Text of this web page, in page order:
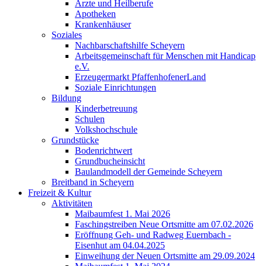
Ärzte und Heilberufe
Apotheken
Krankenhäuser
Soziales
Nachbarschaftshilfe Scheyern
Arbeitsgemeinschaft für Menschen mit Handicap
e.V.
Erzeugermarkt PfaffenhofenerLand
Soziale Einrichtungen
Bildung
Kinderbetreuung
Schulen
Volkshochschule
Grundstücke
Bodenrichtwert
Grundbucheinsicht
Baulandmodell der Gemeinde Scheyern
Breitband in Scheyern
Freizeit & Kultur
Aktivitäten
Maibaumfest 1. Mai 2026
Faschingstreiben Neue Ortsmitte am 07.02.2026
Eröffnung Geh- und Radweg Euernbach -
Eisenhut am 04.04.2025
Einweihung der Neuen Ortsmitte am 29.09.2024